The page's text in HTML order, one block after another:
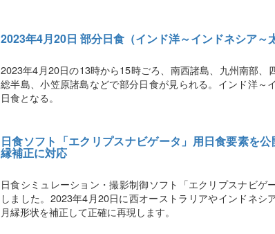
2023年4月20日 部分日食（インド洋～インドネシア～
2023年4月20日の13時から15時ごろ、南西諸島、九州南部、
総半島、小笠原諸島などで部分日食が見られる。インド洋～
日食となる。
日食ソフト「エクリプスナビゲータ」用日食要素を
縁補正に対応
日食シミュレーション・撮影制御ソフト「エクリプスナビゲ
しました。2023年4月20日に西オーストラリアやインドネシ
月縁形状を補正して正確に再現します。